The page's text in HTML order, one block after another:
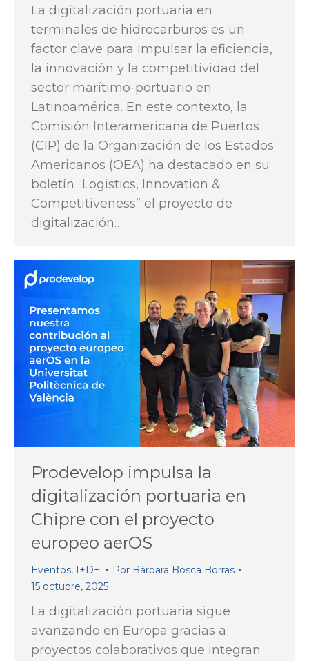
La digitalización portuaria en
terminales de hidrocarburos es un
factor clave para impulsar la eficiencia,
la innovación y la competitividad del
sector marítimo-portuario en
Latinoamérica. En este contexto, la
Comisión Interamericana de Puertos
(CIP) de la Organización de los Estados
Americanos (OEA) ha destacado en su
boletín “Logistics, Innovation &
Competitiveness” el proyecto de
digitalización…
Prodevelop impulsa la
digitalización portuaria en
Chipre con el proyecto
europeo aerOS
Eventos, I+D+i Por Bárbara Bosca Borras
15 octubre, 2025
La digitalización portuaria sigue
avanzando en Europa gracias a
proyectos colaborativos que integran